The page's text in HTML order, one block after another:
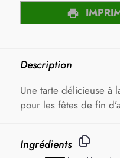
Description
Une tarte délicieuse à
pour les fêtes de fin
Ingrédients